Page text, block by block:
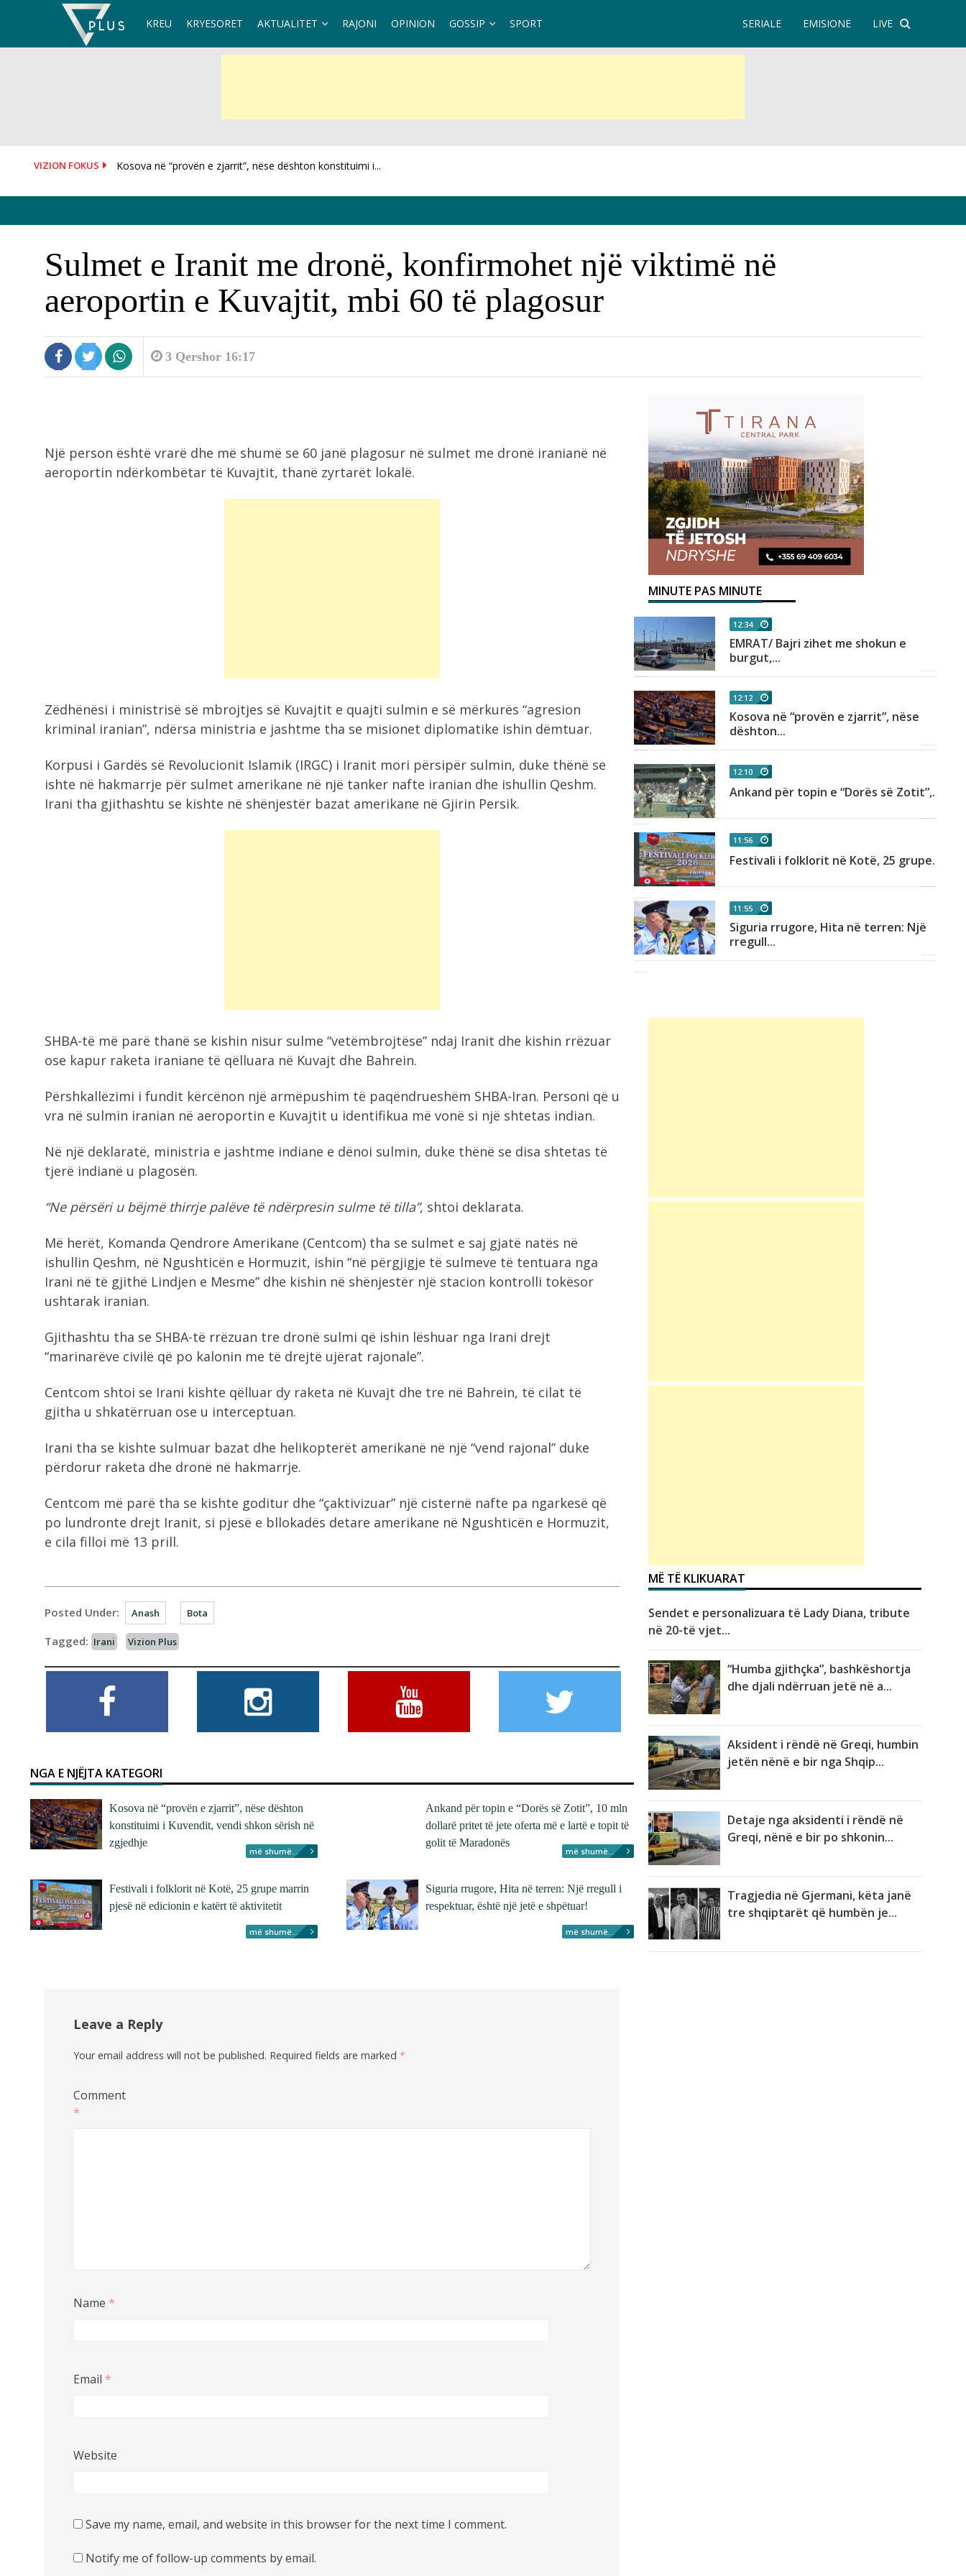
KREU KRYESORET AKTUALITET RAJONI OPINION GOSSIP SPORT LIVE
EMISIONE
SERIALE
VIZION FOKUS Ankand për topin e “Dorës së Zotit”, 10 mln...
Sulmet e Iranit me dronë, konfirmohet një viktimë në
aeroportin e Kuvajtit, mbi 60 të plagosur
3 Qershor 16:17
Një person është vrarë dhe më shumë se 60 janë plagosur në sulmet me dronë iranianë në
aeroportin ndërkombëtar të Kuvajtit, thanë zyrtarët lokalë.
Zëdhënësi i ministrisë së mbrojtjes së Kuvajtit e quajti sulmin e së mërkurës “agresion
kriminal iranian”, ndërsa ministria e jashtme tha se misionet diplomatike ishin dëmtuar.
Korpusi i Gardës së Revolucionit Islamik (IRGC) i Iranit mori përsipër sulmin, duke thënë se
ishte në hakmarrje për sulmet amerikane në një tanker nafte iranian dhe ishullin Qeshm.
Irani tha gjithashtu se kishte në shënjestër bazat amerikane në Gjirin Persik.
SHBA-të më parë thanë se kishin nisur sulme “vetëmbrojtëse” ndaj Iranit dhe kishin rrëzuar
ose kapur raketa iraniane të qëlluara në Kuvajt dhe Bahrein.
Përshkallëzimi i fundit kërcënon një armëpushim të paqëndrueshëm SHBA-Iran. Personi që u
vra në sulmin iranian në aeroportin e Kuvajtit u identifikua më vonë si një shtetas indian.
Në një deklaratë, ministria e jashtme indiane e dënoi sulmin, duke thënë se disa shtetas të
tjerë indianë u plagosën.
“Ne përsëri u bëjmë thirrje palëve të ndërpresin sulme të tilla”, shtoi deklarata.
Më herët, Komanda Qendrore Amerikane (Centcom) tha se sulmet e saj gjatë natës në
ishullin Qeshm, në Ngushticën e Hormuzit, ishin “në përgjigje të sulmeve të tentuara nga
Irani në të gjithë Lindjen e Mesme” dhe kishin në shënjestër një stacion kontrolli tokësor
ushtarak iranian.
Gjithashtu tha se SHBA-të rrëzuan tre dronë sulmi që ishin lëshuar nga Irani drejt
“marinarëve civilë që po kalonin me të drejtë ujërat rajonale”.
Centcom shtoi se Irani kishte qëlluar dy raketa në Kuvajt dhe tre në Bahrein, të cilat të
gjitha u shkatërruan ose u interceptuan.
Irani tha se kishte sulmuar bazat dhe helikopterët amerikanë në një “vend rajonal” duke
përdorur raketa dhe dronë në hakmarrje.
Centcom më parë tha se kishte goditur dhe “çaktivizuar” një cisternë nafte pa ngarkesë që
po lundronte drejt Iranit, si pjesë e bllokadës detare amerikane në Ngushticën e Hormuzit,
e cila filloi më 13 prill.
Posted Under: Anash Bota
Tagged: Irani Vizion Plus
NGA E NJËJTA KATEGORI
Kosova në “provën e zjarrit”, nëse dështon
konstituimi i Kuvendit, vendi shkon sërish në
zgjedhje
më shumë...
Ankand për topin e “Dorës së Zotit”, 10 mln
dollarë pritet të jete oferta më e lartë e topit të
golit të Maradonës
më shumë...
Festivali i folklorit në Kotë, 25 grupe marrin
pjesë në edicionin e katërt të aktivitetit
më shumë...
Siguria rrugore, Hita në terren: Një rregull i
respektuar, është një jetë e shpëtuar!
më shumë...
Leave a Reply
Your email address will not be published. Required fields are marked *
Comment
*
Name *
Email *
Website
Save my name, email, and website in this browser for the next time I comment.
Notify me of follow-up comments by email.
MINUTE PAS MINUTE
U ekstradua nga Kolumbia, GJKKO lë
në...
9:44
“Një trekëndësh bllokoi qiellin në
2002”, Pentagoni...
Aksident i trefishtë në aksin Lezhë-
Laç, një...
8:23
Termometri prek 40°C në Tiranë,
“përvëlohen” Elbasani...
12:34
EMRAT/ Bajri zihet me shokun e
burgut,...
12:12
Kosova në “provën e zjarrit”, nëse
dështon...
12:10
Ankand për topin e “Dorës së Zotit”,...
11:56
Festivali i folklorit në Kotë, 25 grupe...
11:55
Siguria rrugore, Hita në terren: Një
rregull...
MË TË KLIKUARAT
Sendet e personalizuara të Lady Diana, tribute
në 20-të vjet...
“Humba gjithçka”, bashkëshortja
dhe djali ndërruan jetë në a...
Aksident i rëndë në Greqi, humbin
jetën nënë e bir nga Shqip...
Detaje nga aksidenti i rëndë në
Greqi, nënë e bir po shkonin...
Tragjedia në Gjermani, këta janë
tre shqiptarët që humbën je...